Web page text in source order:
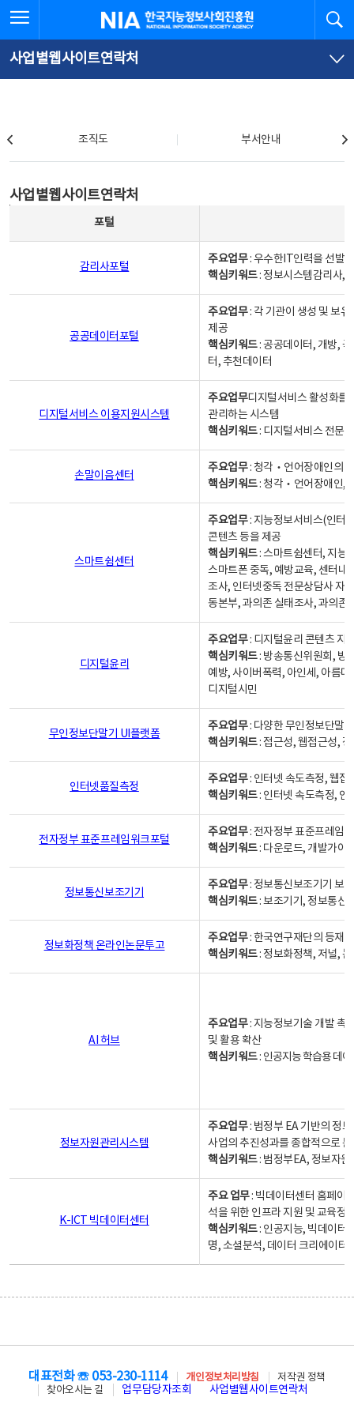
문
로
가
체
뉴
바
가
한국지능정보사회진흥원
사업별웹사이트연락처
조직도 부서안내
사업별웹사이트연락처
포털
감리사포털
주요업무: 우수한IT인력을 선발
핵심키워드: 정보시스템감리사,
공공데이터포털
주요업무: 각 기관이 생성 및 보
제공
핵심키워드: 공공데이터, 개방,
터, 추천데이터
디지털서비스 이용지원시스템
주요업무디지털서비스 활성화를
관리하는 시스템
핵심키워드: 디지털서비스 전문
손말이음센터
주요업무: 청각‧언어장애인의
핵심키워드: 청각‧언어장애인,
스마트쉼센터
주요업무: 지능정보서비스(인터
콘텐츠 등을 제공
핵심키워드: 스마트쉼센터, 지능
스마트폰 중독, 예방교육, 센터내
조사, 인터넷중독 전문상담사 자
동본부, 과의존 실태조사, 과의존
디지털윤리
주요업무: 디지털윤리 콘텐츠 지
핵심키워드: 방송통신위원회, 방
예방, 사이버폭력, 아인세, 아름
디지털시민
무인정보단말기 UI플랫폼
주요업무: 다양한 무인정보단말
핵심키워드: 접근성, 웹접근성,
인터넷품질측정
주요업무: 인터넷 속도측정, 웹접
핵심키워드: 인터넷 속도측정, 인
전자정부 표준프레임워크포털
주요업무: 전자정부 표준프레임
핵심키워드: 다운로드, 개발가이
정보통신보조기기
주요업무: 정보통신보조기기 보
핵심키워드: 보조기기, 정보통신
정보화정책 온라인논문투고
주요업무: 한국연구재단의 등재
핵심키워드: 정보화정책, 저널,
AI 허브
주요업무: 지능정보기술 개발 촉
및 활용 확산
핵심키워드: 인공지능 학습용 데
정보자원관리시스템
주요업무: 범정부 EA 기반의 정
사업의 추진성과를 종합적으로
핵심키워드: 범정부EA, 정보자
K-ICT 빅데이터센터
주요 업무: 빅데이터센터 홈페이
석을 위한 인프라 지원 및 교육정
핵심키워드: 인공지능, 빅데이터,
명, 소셜분석, 데이터 크리에이터
대표전화 ☏ 053-230-1114 개인정보처리방침
저작권 정책
찾아오시는 길
업무담당자조회 사업별웹사이트연락처